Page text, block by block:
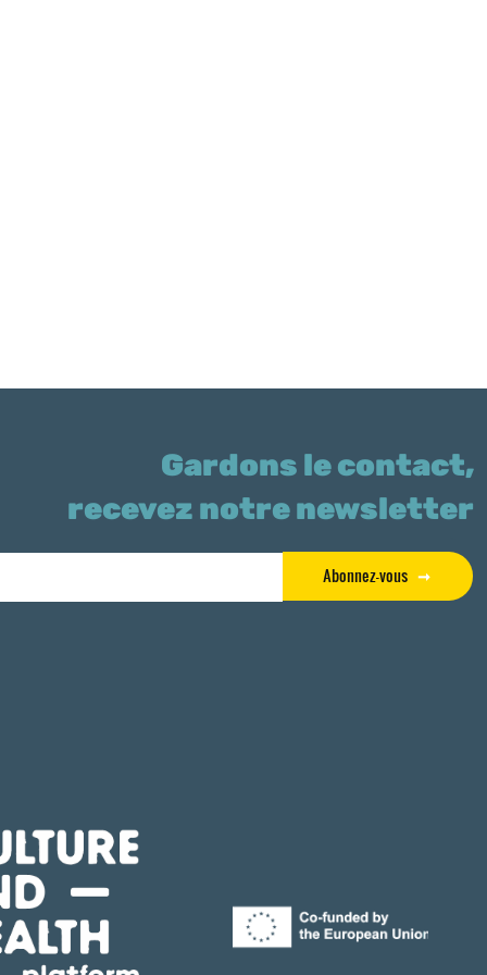
Gardons le contact,
recevez notre newsletter
Abonnez-vous